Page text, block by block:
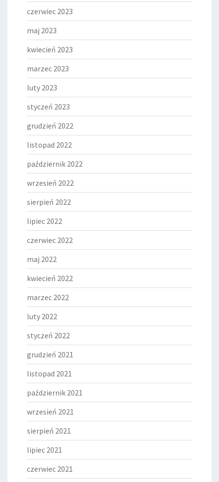
czerwiec 2023
maj 2023
kwiecień 2023
marzec 2023
luty 2023
styczeń 2023
grudzień 2022
listopad 2022
październik 2022
wrzesień 2022
sierpień 2022
lipiec 2022
czerwiec 2022
maj 2022
kwiecień 2022
marzec 2022
luty 2022
styczeń 2022
grudzień 2021
listopad 2021
październik 2021
wrzesień 2021
sierpień 2021
lipiec 2021
czerwiec 2021